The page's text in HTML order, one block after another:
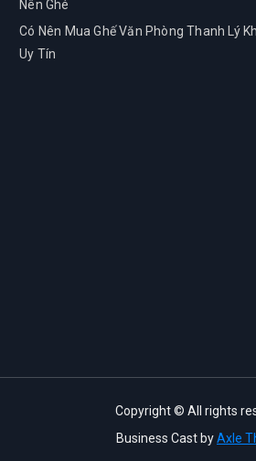
Nên Ghé
Có Nên Mua Ghế Văn Phòng Thanh Lý
Uy Tín
Copyright © All rights
Business Cast byAxle